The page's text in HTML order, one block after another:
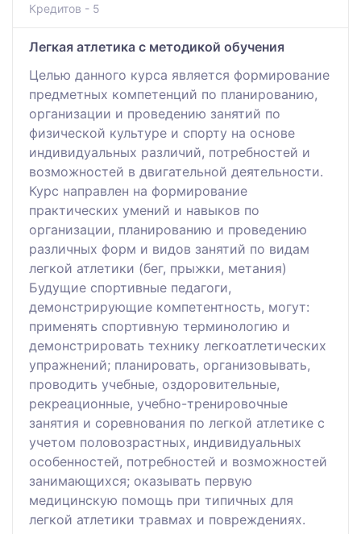
Кредитов - 5
Легкая атлетика с методикой обучения
Целью данного курса является формирование
предметных компетенций по планированию,
организации и проведению занятий по
физической культуре и спорту на основе
индивидуальных различий, потребностей и
возможностей в двигательной деятельности.
Курс направлен на формирование
практических умений и навыков по
организации, планированию и проведению
различных форм и видов занятий по видам
легкой атлетики (бег, прыжки, метания)
Будущие спортивные педагоги,
демонстрирующие компетентность, могут:
применять спортивную терминологию и
демонстрировать технику легкоатлетических
упражнений; планировать, организовывать,
проводить учебные, оздоровительные,
рекреационные, учебно-тренировочные
занятия и соревнования по легкой атлетике с
учетом половозрастных, индивидуальных
особенностей, потребностей и возможностей
занимающихся; оказывать первую
медицинскую помощь при типичных для
легкой атлетики травмах и повреждениях.